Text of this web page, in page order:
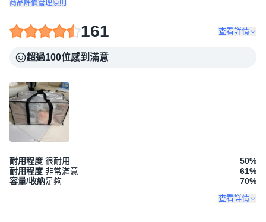
商品評價管理原則
161 查看詳情
超過100位感到滿意
耐用程度 很耐用 50%
耐用程度 非常滿意 61%
容量/收納足夠 70%
查看詳情